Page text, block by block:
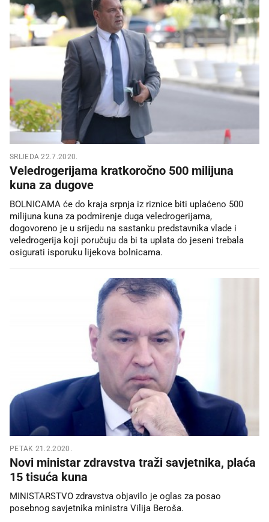
SRIJEDA 22.7.2020.
Veledrogerijama kratkoročno 500 milijuna
kuna za dugove
BOLNICAMA će do kraja srpnja iz riznice biti uplaćeno 500
milijuna kuna za podmirenje duga veledrogerijama,
dogovoreno je u srijedu na sastanku predstavnika vlade i
veledrogerija koji poručuju da bi ta uplata do jeseni trebala
osigurati isporuku lijekova bolnicama.
PETAK 21.2.2020.
Novi ministar zdravstva traži savjetnika, plaća
15 tisuća kuna
MINISTARSTVO zdravstva objavilo je oglas za posao
posebnog savjetnika ministra Vilija Beroša.